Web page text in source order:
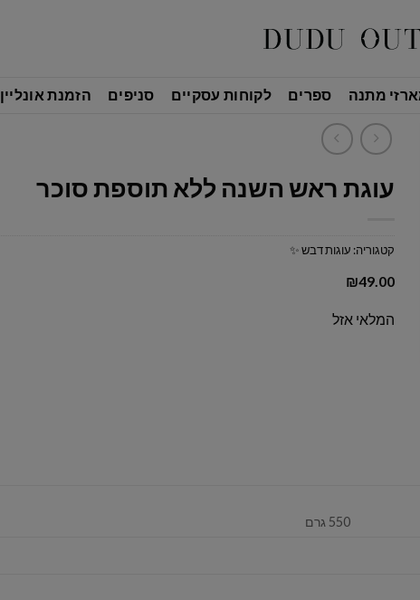
מתנה ספרים לקוחות עסקיים סניפים הזמנת אונליין
עוגת ראש השנה ללא תוספת סוכר
קטגוריה: עוגות דבש ✨
₪49.00
המלאי אזל
550 גרם